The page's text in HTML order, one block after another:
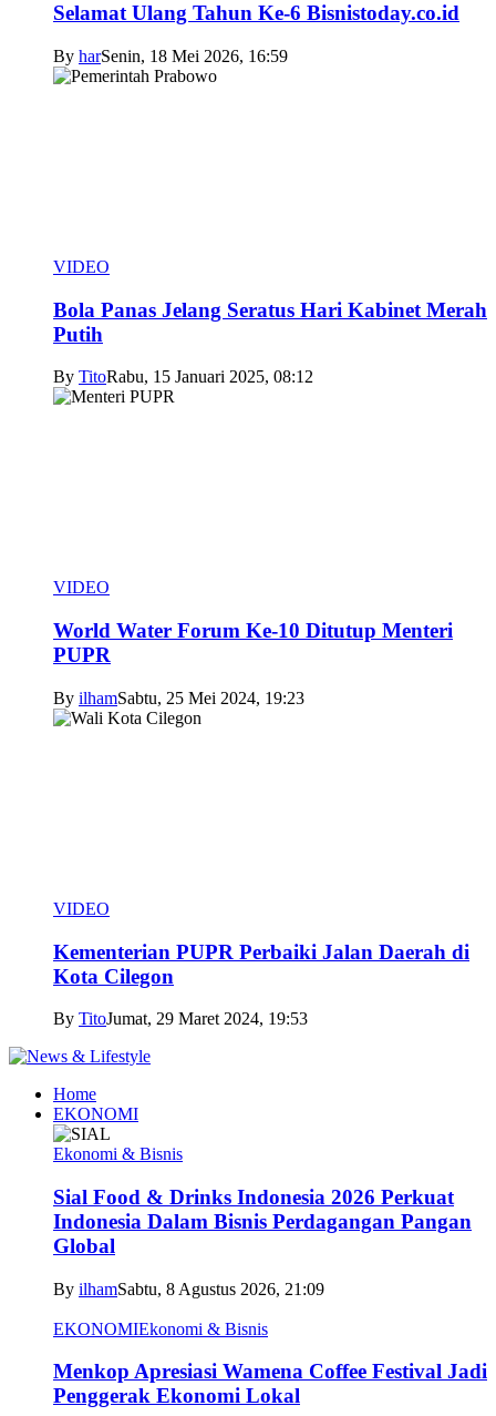
Selamat Ulang Tahun Ke-6 Bisnistoday.co.id
By harSenin, 18 Mei 2026, 16:59
VIDEO
Bola Panas Jelang Seratus Hari Kabinet Merah
Putih
By TitoRabu, 15 Januari 2025, 08:12
VIDEO
World Water Forum Ke-10 Ditutup Menteri
PUPR
By ilhamSabtu, 25 Mei 2024, 19:23
VIDEO
Kementerian PUPR Perbaiki Jalan Daerah di
Kota Cilegon
By TitoJumat, 29 Maret 2024, 19:53
Home
EKONOMI
Ekonomi & Bisnis
Sial Food & Drinks Indonesia 2026 Perkuat
Indonesia Dalam Bisnis Perdagangan Pangan
Global
By ilhamSabtu, 8 Agustus 2026, 21:09
EKONOMIEkonomi & Bisnis
Menkop Apresiasi Wamena Coffee Festival Jadi
Penggerak Ekonomi Lokal